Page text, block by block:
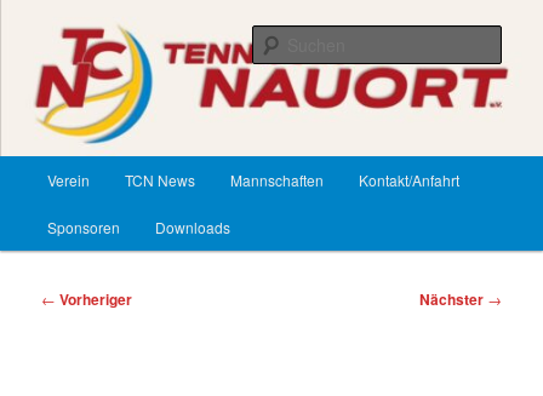
springenTennisClub Nauort
Verein TCN News Mannschaften Kontakt/Anfahrt
Sponsoren Downloads
Beitragsnavigation
← Vorheriger Nächster →